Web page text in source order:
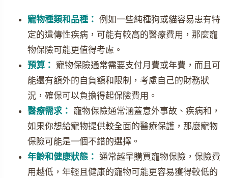
寵物種類和品種： 例如一些純種狗或貓容易患有特
定的遺傳性疾病，可能有較高的醫療費用，那麼寵
物保險可能更值得考慮。
預算： 寵物保險通常需要支付月費或年費，而且可
能還有額外的自負額和限制，考慮自己的財務狀
況，確保可以負擔得起保險費用。
醫療需求： 寵物保險通常涵蓋意外事故、疾病和，
如果你想給寵物提供較全面的醫療保護，那麼寵物
保險可能是一個不錯的選擇。
年齡和健康狀態： 通常越早購買寵物保險，保險費
用越低，年輕且健康的寵物可能更容易獲得較低的